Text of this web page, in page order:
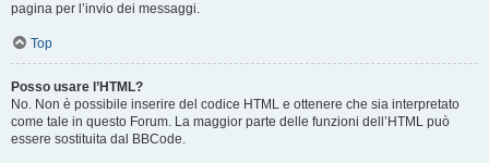
pagina per l’invio dei messaggi.
Top
Posso usare l’HTML?
No. Non è possibile inserire del codice HTML e ottenere che sia interpretato
come tale in questo Forum. La maggior parte delle funzioni dell’HTML può
essere sostituita dal BBCode.